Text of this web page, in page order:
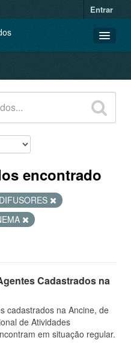
Entrar
encontrado
Cadastrados na
cadastrados na Ancine, de
de Atividades
em situação regular.